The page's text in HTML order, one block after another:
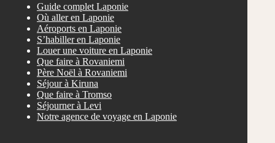
Guide complet Laponie
Où aller en Laponie
Aéroports en Laponie
S’habiller en Laponie
Louer une voiture en Laponie
Que faire à Rovaniemi
Père Noël à Rovaniemi
Séjour à Kiruna
Que faire à Tromso
Séjourner à Levi
Notre agence de voyage en Laponie